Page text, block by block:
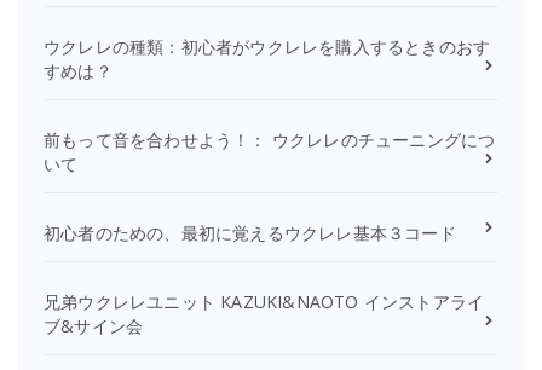
ウクレレの種類：初心者がウクレレを購入するときのおす
すめは？
前もって音を合わせよう！： ウクレレのチューニングにつ
いて
初心者のための、最初に覚えるウクレレ基本３コード
兄弟ウクレレユニット KAZUKI&NAOTO インストアライ
ブ&サイン会